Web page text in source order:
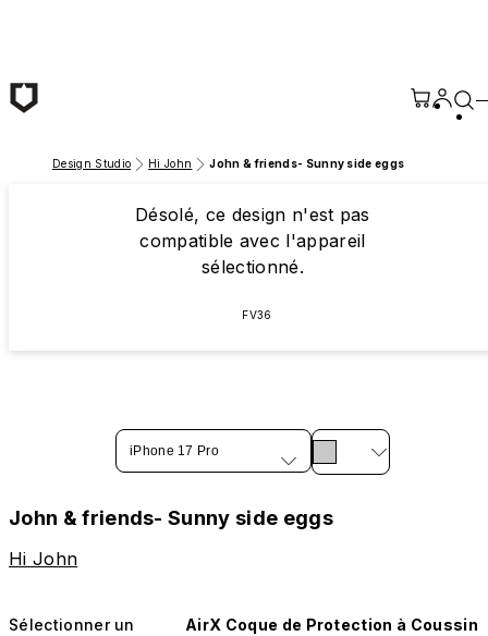
Design Studio Hi John John & friends- Sunny side eggs
Désolé, ce design n'est pas
compatible avec l'appareil
sélectionné.
FV36
iPhone 17 Pro
John & friends- Sunny side eggs
Hi John
Sélectionner un
AirX Coque de Protection à Coussin